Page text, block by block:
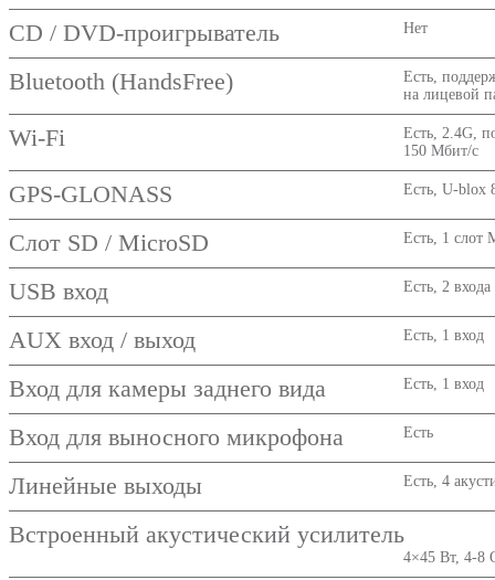
CD / DVD-проигрыватель Нет
Bluetooth (HandsFree)
Есть,
на лицевой
Wi-Fi
Есть, 2.4G,
150 Мбит/с
GPS-GLONASS Есть, U-blox
Слот SD / MicroSD Есть, 1 слот
USB вход Есть, 2 входа
AUX вход / выход Есть, 1 вход
Вход для камеры заднего вида Есть, 1 вход
Вход для выносного микрофона Есть
Линейные выходы Есть, 4
Встроенный акустический усилитель
4×45 Вт, 4-8